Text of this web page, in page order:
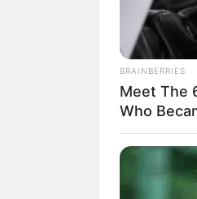
BRAINBERRIES
Meet The
Who
Try It!